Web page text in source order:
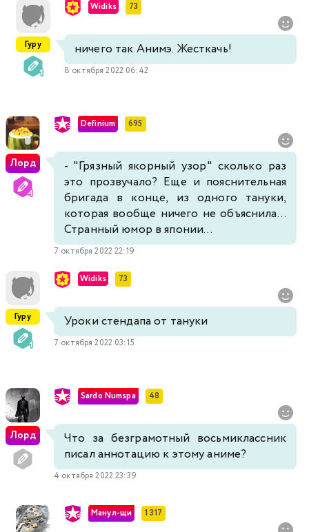
Гуру
Widiks 73
ничего так Анимэ. Жесткачь!
8 октября 2022 06:42
Лорд
Definium 695
- "Грязный якорный узор" сколько раз
это прозвучало? Еще и пояснительная
бригада в конце, из одного тануки,
которая вообще ничего не объяснила...
Странный юмор в японии...
7 октября 2022 22:19
Гуру
Widiks 73
Уроки стендапа от тануки
7 октября 2022 03:15
Лорд
Sardo Numspa 48
Что за безграмотный восьмиклассник
писал аннотацию к этому аниме?
4 октября 2022 23:39
Манул-щи 1 317